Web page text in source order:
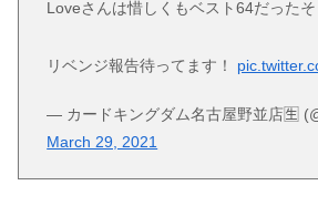
Loveさんは惜しくもベスト64だった
リベンジ報告待ってます！
— カードキングダム名古屋野並店🈢
March 29, 2021